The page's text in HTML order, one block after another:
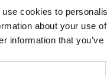
use cookies to
about your use
information that